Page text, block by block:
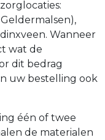
Wanneer
wat de
dit bedrag
uw bestelling ook
één of twee
de materialen